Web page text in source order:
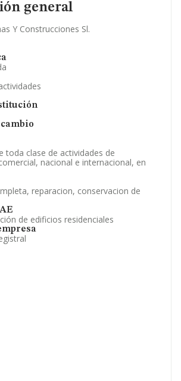
general
Y Construcciones Sl.
toda clase de actividades de
nacional e internacional, en
reparacion, conservacion de
de edificios residenciales
publicados sobre la empresa.
y registral complementaria.